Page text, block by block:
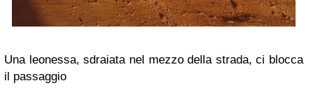
Una leonessa, sdraiata nel mezzo della strada, ci blocca
il passaggio